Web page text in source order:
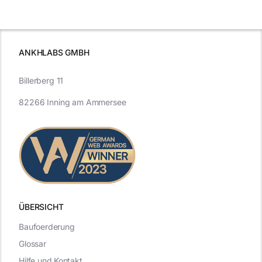
ANKHLABS GMBH
ÜBERSICHT
Billerberg 11
82266 Inning am Ammersee
Baufoerderung
Glossar